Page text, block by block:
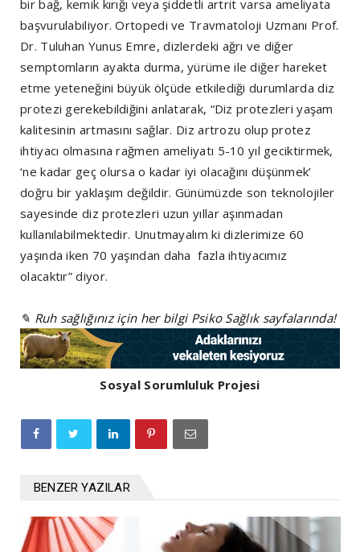
bir bağ, kemik kırığı veya şiddetli artrit varsa ameliyata
başvurulabiliyor. Ortopedi ve Travmatoloji Uzmanı Prof.
Dr. Tuluhan Yunus Emre, dizlerdeki ağrı ve diğer
semptomların ayakta durma, yürüme ile diğer hareket
etme yeteneğini büyük ölçüde etkilediği durumlarda diz
protezi gerekebildiğini anlatarak, “Diz protezleri yaşam
kalitesinin artmasını sağlar. Diz artrozu olup protez
ihtiyacı olmasına rağmen ameliyatı 5-10 yıl geciktirmek,
‘ne kadar geç olursa o kadar iyi olacağını düşünmek’
doğru bir yaklaşım değildir. Günümüzde son teknolojiler
sayesinde diz protezleri uzun yıllar aşınmadan
kullanılabilmektedir. Unutmayalım ki dizlerimize 60
yaşında iken 70 yaşından daha fazla ihtiyacımız
olacaktır” diyor.
✎ Ruh sağlığınız için her bilgi Psiko Sağlık sayfalarında!
Sosyal Sorumluluk Projesi
BENZER YAZILAR